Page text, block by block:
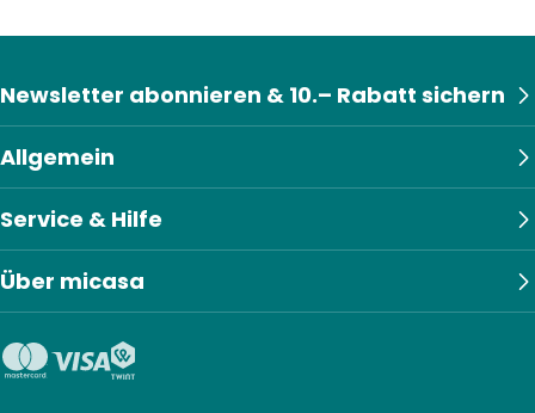
Allgemein
Service & Hilfe
Über micasa
Newsletter abonnieren & 10.– Rabatt sichern